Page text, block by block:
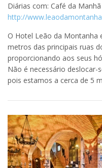
Diárias com: Café da Manhã
http://
O Hotel Leão da Montanha
metros das principais ruas
proporcionando aos seus
Não é necessário
pois estamos a cerca de 5